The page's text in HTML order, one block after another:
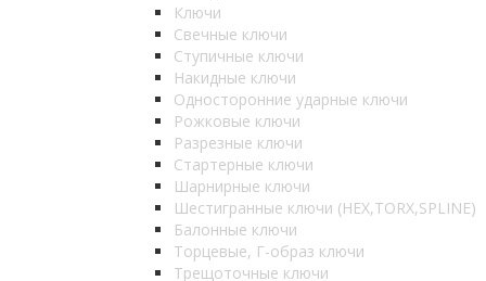
Ключи
Свечные ключи
Ступичные ключи
Накидные ключи
Односторонние ударные ключи
Рожковые ключи
Разрезные ключи
Стартерные ключи
Шарнирные ключи
Шестигранные ключи (HEX,TORX,SPLINE)
Балонные ключи
Торцевые, Г-образ ключи
Трещоточные ключи